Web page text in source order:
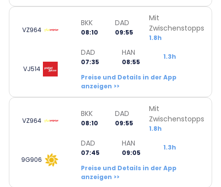
VZ964
BKK
08:10
DAD
09:55
Mit
Zwischenstopps
1.8h
VJ514
DAD
07:35
HAN
08:55
1.3h
Preise und Details in der App
anzeigen >>
VZ964
BKK
08:10
DAD
09:55
Mit
Zwischenstopps
1.8h
9G906
DAD
07:45
HAN
09:05
1.3h
Preise und Details in der App
anzeigen >>